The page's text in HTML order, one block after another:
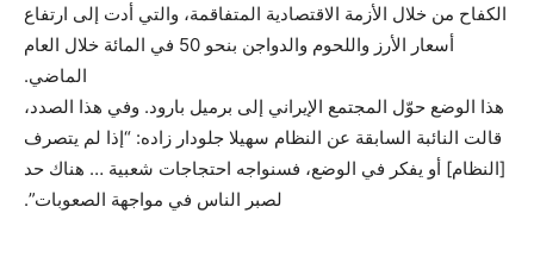
الكفاح من خلال الأزمة الاقتصادية المتفاقمة، والتي أدت إلى ارتفاع
أسعار الأرز واللحوم والدواجن بنحو 50 في المائة خلال العام
الماضي.
هذا الوضع حوّل المجتمع الإيراني إلى برميل بارود. وفي هذا الصدد،
قالت النائبة السابقة عن النظام سهيلا جلودار زاده: “إذا لم يتصرف
[النظام] أو يفكر في الوضع، فسنواجه احتجاجات شعبية … هناك حد
لصبر الناس في مواجهة الصعوبات”.